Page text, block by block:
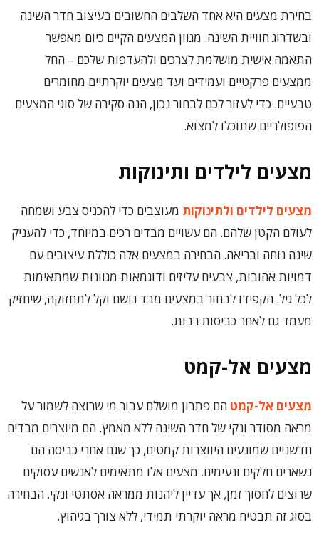
בחירת מצעים היא אחד השלבים החשובים בעיצוב חדר השינה
ובשדרוג חוויית השינה. מגוון המצעים הקיים כיום מאפשר
התאמה אישית מושלמת לצרכים ולהעדפות שלכם – החל
ממצעים פרקטיים ועמידים ועד מצעים יוקרתיים מחומרים
טבעיים. כדי לעזור לכם לבחור נכון, הנה סקירה של סוגי המצעים
הפופולריים שתוכלו למצוא.
מצעים לילדים ותינוקות
מצעים לילדים ולתינוקות מעוצבים כדי להכניס צבע ושמחה
לעולם הקטן שלהם. הם עשויים מבדים רכים במיוחד, כדי להעניק
שינה נוחה ובריאה. הבחירה במצעים אלה כוללת עיצובים עם
דמויות אהובות, צבעים עליזים ודוגמאות מגוונות שמתאימות
לכל גיל. הקפידו לבחור במצעים מבד נושם וקל לתחזוקה, שיחזיק
מעמד גם לאחר כביסות רבות.
מצעים אל-קמט
מצעים אל-קמט הם פתרון מושלם עבור מי שרוצה לשמור על
מראה מסודר ונקי של חדר השינה ללא מאמץ. הם מיוצרים מבדים
חדשניים שמונעים היווצרות קמטים, כך שגם אחרי כביסה הם
נשארים חלקים ונעימים. מצעים אלו מתאימים לאנשים עסוקים
שרוצים לחסוך זמן, אך עדיין ליהנות ממראה אסתטי ונקי. הבחירה
בסוג זה תבטיח מראה יוקרתי תמידי, ללא צורך בגיהוץ.